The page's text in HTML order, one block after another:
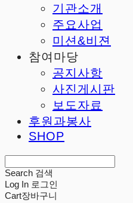
기관소개
주요사업
미션&비젼
참여마당
공지사항
사진게시판
보도자료
후원과봉사
SHOP
Search 검색
Log In 로그인
Cart장바구니